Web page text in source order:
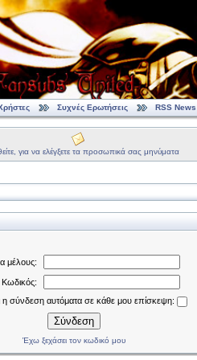
Συχνές Ερωτήσεις RSS News
για να ελέγξετε τα προσωπικά σας μηνύματα
μέλους:
Κωδικός:
η σύνδεση αυτόματα σε κάθε μου επίσκεψη:
Σύνδεση
Έχω ξεχάσει τον κωδικό μου